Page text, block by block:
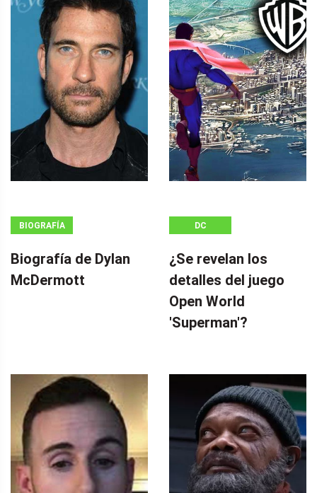
BIOGRAFÍA
Biografía de Dylan
McDermott
DC
¿Se revelan los
detalles del juego
Open World
'Superman'?